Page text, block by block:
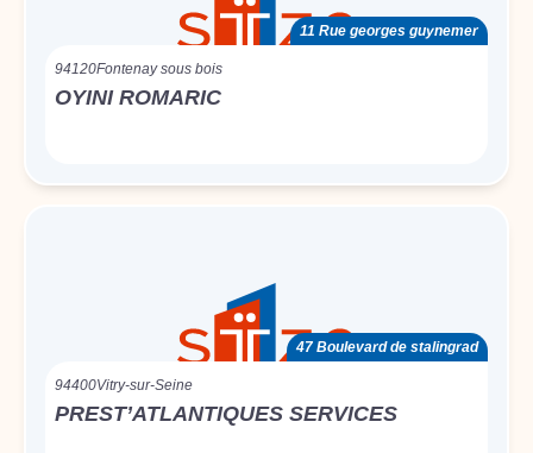
11 Rue georges guynemer
94120Fontenay sous bois
OYINI ROMARIC
47 Boulevard de stalingrad
94400Vitry-sur-Seine
PREST’ATLANTIQUES SERVICES